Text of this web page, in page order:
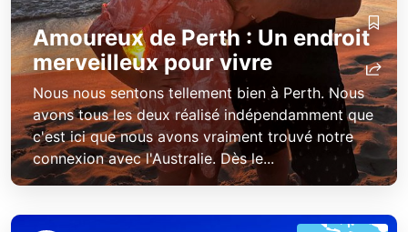
Amoureux de Perth : Un endroit
merveilleux pour vivre
Nous nous sentons tellement bien à Perth. Nous
avons tous les deux réalisé indépendamment que
c'est ici que nous avons vraiment trouvé notre
connexion avec l'Australie. Dès le...